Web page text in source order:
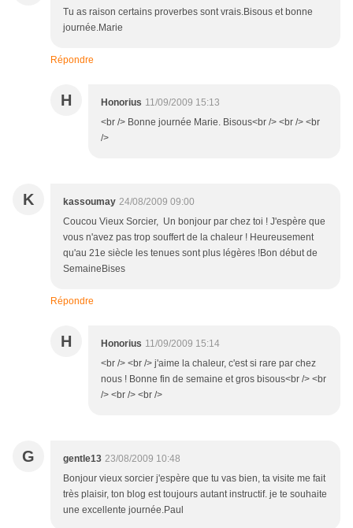
Tu as raison certains proverbes sont vrais.Bisous et bonne
journée.Marie
Répondre
H Honorius 11/09/2009 15:13
<br /> Bonne journée Marie. Bisous<br /> <br /> <br
/>
K kassoumay 24/08/2009 09:00
Coucou Vieux Sorcier, Un bonjour par chez toi ! J'espère que
vous n'avez pas trop souffert de la chaleur ! Heureusement
qu'au 21e siècle les tenues sont plus légères !Bon début de
SemaineBises
Répondre
H Honorius 11/09/2009 15:14
<br /> <br /> j'aime la chaleur, c'est si rare par chez
nous ! Bonne fin de semaine et gros bisous<br /> <br
/> <br /> <br />
G gentle13 23/08/2009 10:48
Bonjour vieux sorcier j'espère que tu vas bien, ta visite me fait
très plaisir, ton blog est toujours autant instructif. je te souhaite
une excellente journée.Paul